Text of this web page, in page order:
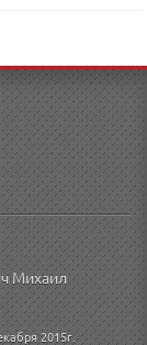
Михаил
2015г.